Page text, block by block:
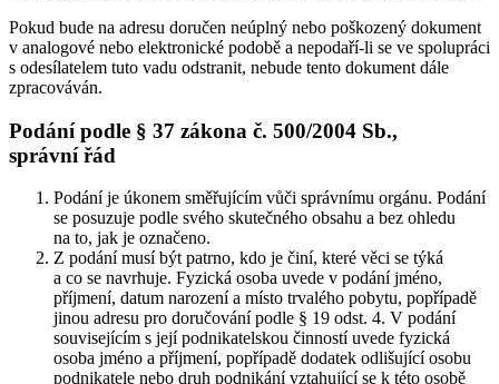
Pokud bude na adresu doručen neúplný nebo poškozený dokument
v analogové nebo elektronické podobě a nepodaří-li se ve spolupráci
s odesílatelem tuto vadu odstranit, nebude tento dokument dále
zpracováván.
Podání podle § 37 zákona č. 500/2004 Sb.,
správní řád
Podání je úkonem směřujícím vůči správnímu orgánu. Podání
se posuzuje podle svého skutečného obsahu a bez ohledu
na to, jak je označeno.
Z podání musí být patrno, kdo je činí, které věci se týká
a co se navrhuje. Fyzická osoba uvede v podání jméno,
příjmení, datum narození a místo trvalého pobytu, popřípadě
jinou adresu pro doručování podle § 19 odst. 4. V podání
souvisejícím s její podnikatelskou činností uvede fyzická
osoba jméno a příjmení, popřípadě dodatek odlišující osobu
podnikatele nebo druh podnikání vztahující se k této osobě